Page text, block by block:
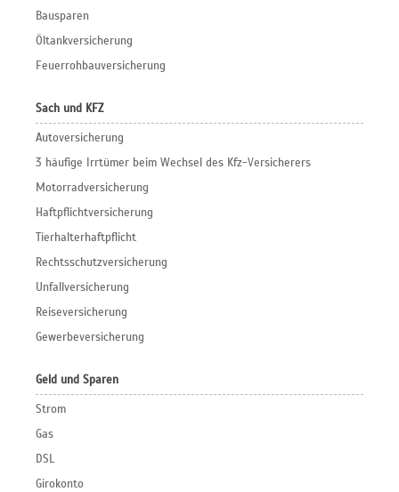
Bausparen
Öltankversicherung
Feuerrohbauversicherung
Sach und KFZ
Autoversicherung
3 häufige Irrtümer beim Wechsel des Kfz-Versicherers
Motorradversicherung
Haftpflichtversicherung
Tierhalterhaftpflicht
Rechtsschutzversicherung
Unfallversicherung
Reiseversicherung
Gewerbeversicherung
Geld und Sparen
Strom
Gas
DSL
Girokonto